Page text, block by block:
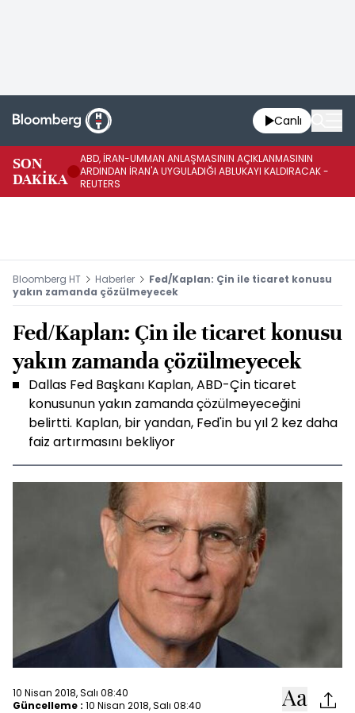
Canlı
SON
DAKİKA
ABD, İRAN-UMMAN ANLAŞMASININ AÇIKLANMASININ
ARDINDAN İRAN'A UYGULADIĞI ABLUKAYI KALDIRACAK -
REUTERS
Bloomberg HT Haberler
Fed/Kaplan: Çin ile ticaret konusu
yakın zamanda çözülmeyecek
Fed/Kaplan: Çin ile ticaret konusu
yakın zamanda çözülmeyecek
Dallas Fed Başkanı Kaplan, ABD-Çin ticaret
konusunun yakın zamanda çözülmeyeceğini
belirtti. Kaplan, bir yandan, Fed'in bu yıl 2 kez daha
faiz artırmasını bekliyor
10 Nisan 2018, Salı 08:40
Güncelleme : 10 Nisan 2018, Salı 08:40